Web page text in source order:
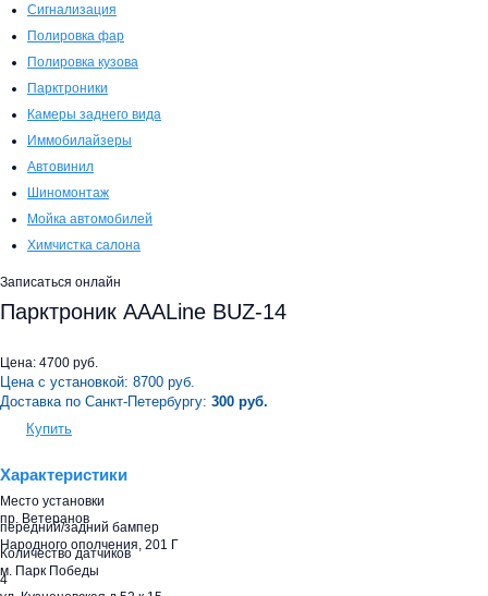
Сигнализация
Полировка фар
Полировка кузова
Парктроники
Камеры заднего вида
Иммобилайзеры
Автовинил
Шиномонтаж
Мойка автомобилей
Химчистка салона
Записаться онлайн
Парктроник AAALine BUZ-14
Цена: 4700 руб.
Цена с установкой: 8700 руб.
Доставка по Санкт-Петербургу: 300 руб.
Купить
Характеристики
Место установки
передний/задний бампер
Количество датчиков
4
пр. Ветеранов
Народного ополчения, 201 Г
м. Парк Победы